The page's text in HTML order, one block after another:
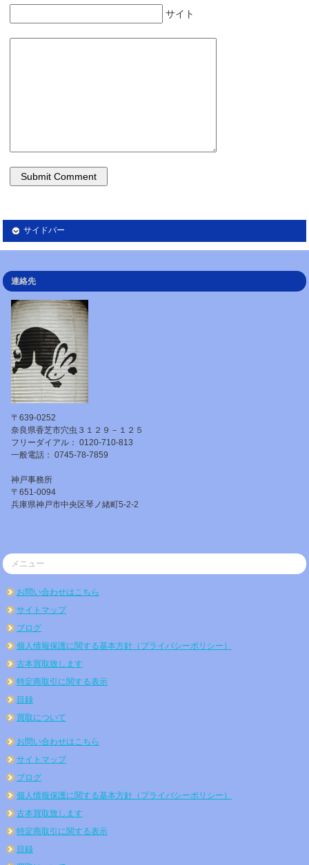
サイト
サイドバー
連絡先
〒639-0252
奈良県香芝市穴虫３１２９－１２５
フリーダイアル： 0120-710-813
一般電話： 0745-78-7859
神戸事務所
〒651-0094
兵庫県神戸市中央区琴ノ緒町5-2-2
メニュー
お問い合わせはこちら
サイトマップ
ブログ
個人情報保護に関する基本方針（プライバシーポリシー）
古本買取致します
特定商取引に関する表示
目録
買取について
お問い合わせはこちら
サイトマップ
ブログ
個人情報保護に関する基本方針（プライバシーポリシー）
古本買取致します
特定商取引に関する表示
目録